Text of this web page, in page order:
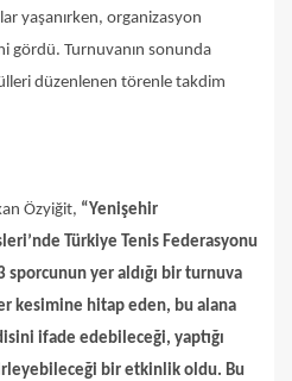
yaşanırken, organizasyon
gördü. Turnuvanın sonunda
düzenlenen törenle takdim
Özyiğit, “Yenişehir
Türkiye Tenis Federasyonu
yer aldığı bir turnuva
kesimine hitap eden, bu alana
ifade edebileceği, yaptığı
bir etkinlik oldu. Bu